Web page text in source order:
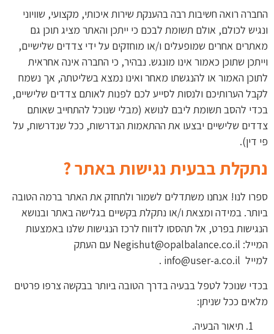
החברה רואה חשיבות רבה בהענקת שירות איכותי, מקצועי, שוויוני
ונגיש לכולם, אולם תשומת לבכם כי ייתכן והאתר מציג תוכן גם
מאתרים אחרים שמופעלים ו/או מוחזקים על ידי צדדים שלישיים,
וייתכן שתוכן כאמור אינו מונגש. נבהיר, כי החברה אינה אחראית
לתוכן האמור או להנגשתו מאחר ואינו נמצא בשליטתה, אך נשמח
לקבל הערותיכם ולנסות לסייע לכם לפנות לאותם צדדים שלישיים,
בכדי להסב תשומת ליבם לנושא (מבלי שנוכל להתחייב שאותם
צדדים שלישיים יבצעו את ההתאמות הנדרשות, ככל שנדרשות, על
פי דין).
נתקלת בבעית נגישות באתר ?
ספרו לנו! אנחנו משתדלים לשמור ולתחזק את האתר ברמה הטובה
ביותר. במידה ומצאת ו/או נתקלת בקשיים בגלישה באתר ובנושא
הנגישות בפרט, אל תהססו לדווח לרכז הנגישות שלנו באמצעות
המייל: Negishut@opalbalance.co.il עם העתק
למייל info@user-a.co.il .
בכדי שנוכל לטפל בבעיה בדרך הטובה ביותר בבקשה צרפו פרטים
מלאים ככל שניתן:
תיאור הבעיה.